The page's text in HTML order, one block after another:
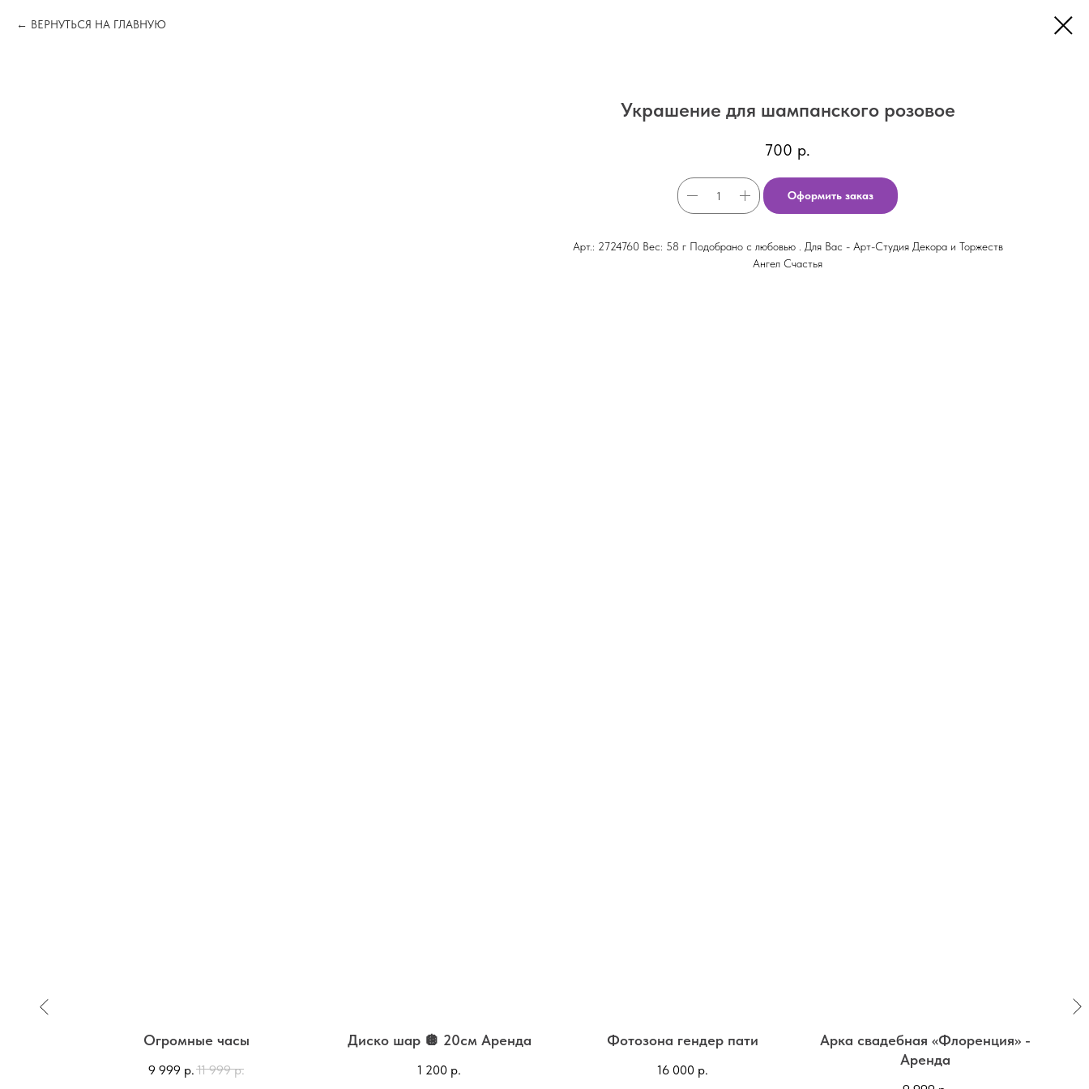
ВЕРНУТЬСЯ НА ГЛАВНУЮ
Украшение для шампанского розовое
700 р.
Оформить заказ
Арт.: 2724760 Вес: 58 г Подобрано с любовью . Для Вас - Арт-Студия Декора и Торжеств
Ангел Счастья
Огромные часы
9 999 р.11 999 р.
Диско шар 🪩 20см Аренда
1 200 р.
Фотозона гендер пати
16 000 р.
Арка свадебная «Флоренция» -
Аренда